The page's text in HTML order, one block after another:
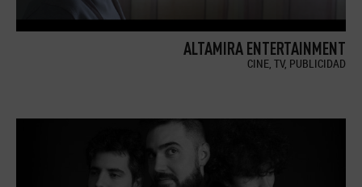
ALTAMIRA ENTERTAINMENT
CINE, TV, PUBLICIDAD